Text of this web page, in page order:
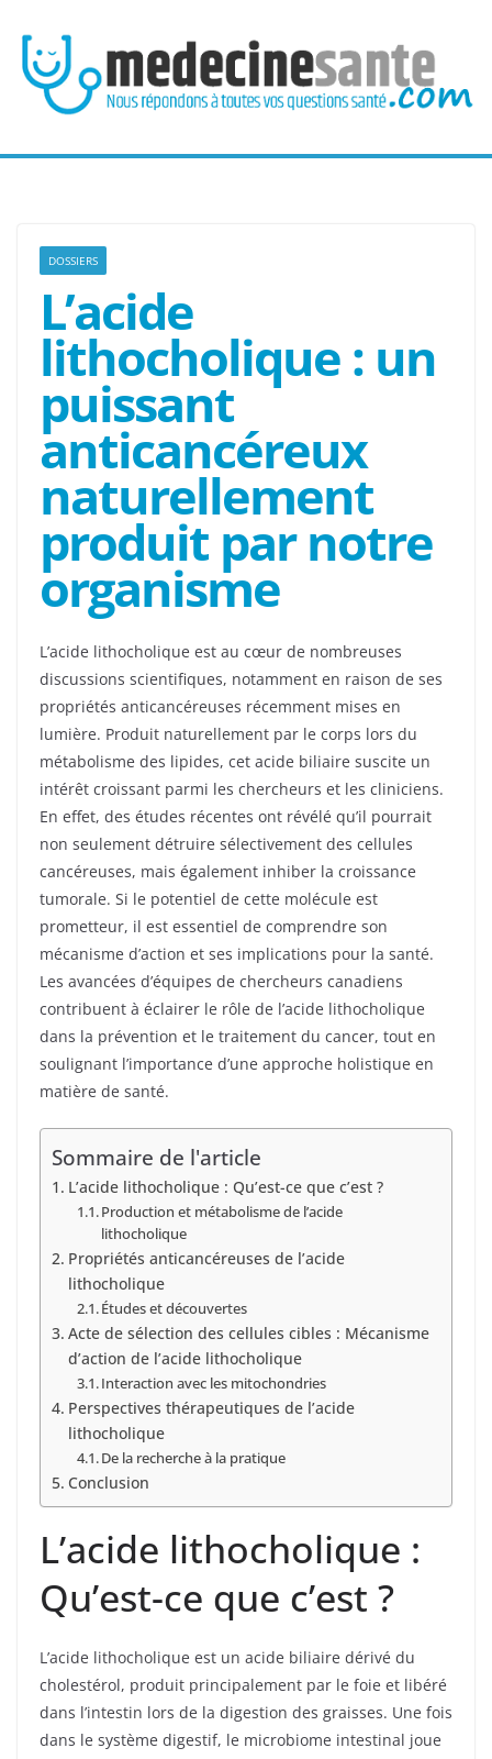
contenu
DOSSIERS
L’acide
lithocholique : un
puissant
anticancéreux
naturellement
produit par notre
organisme
L’acide lithocholique est au cœur de nombreuses
discussions scientifiques, notamment en raison de ses
propriétés anticancéreuses récemment mises en
lumière. Produit naturellement par le corps lors du
métabolisme des lipides, cet acide biliaire suscite un
intérêt croissant parmi les chercheurs et les cliniciens.
En effet, des études récentes ont révélé qu’il pourrait
non seulement détruire sélectivement des cellules
cancéreuses, mais également inhiber la croissance
tumorale. Si le potentiel de cette molécule est
prometteur, il est essentiel de comprendre son
mécanisme d’action et ses implications pour la santé.
Les avancées d’équipes de chercheurs canadiens
contribuent à éclairer le rôle de l’acide lithocholique
dans la prévention et le traitement du cancer, tout en
soulignant l’importance d’une approche holistique en
matière de santé.
Sommaire de l'article
L’acide lithocholique : Qu’est-ce que c’est ?
Production et métabolisme de l’acide
lithocholique
Propriétés anticancéreuses de l’acide
lithocholique
Études et découvertes
Acte de sélection des cellules cibles : Mécanisme
d’action de l’acide lithocholique
Interaction avec les mitochondries
Perspectives thérapeutiques de l’acide
lithocholique
De la recherche à la pratique
Conclusion
L’acide lithocholique :
Qu’est-ce que c’est ?
L’acide lithocholique est un acide biliaire dérivé du
cholestérol, produit principalement par le foie et libéré
dans l’intestin lors de la digestion des graisses. Une fois
dans le système digestif, le microbiome intestinal joue